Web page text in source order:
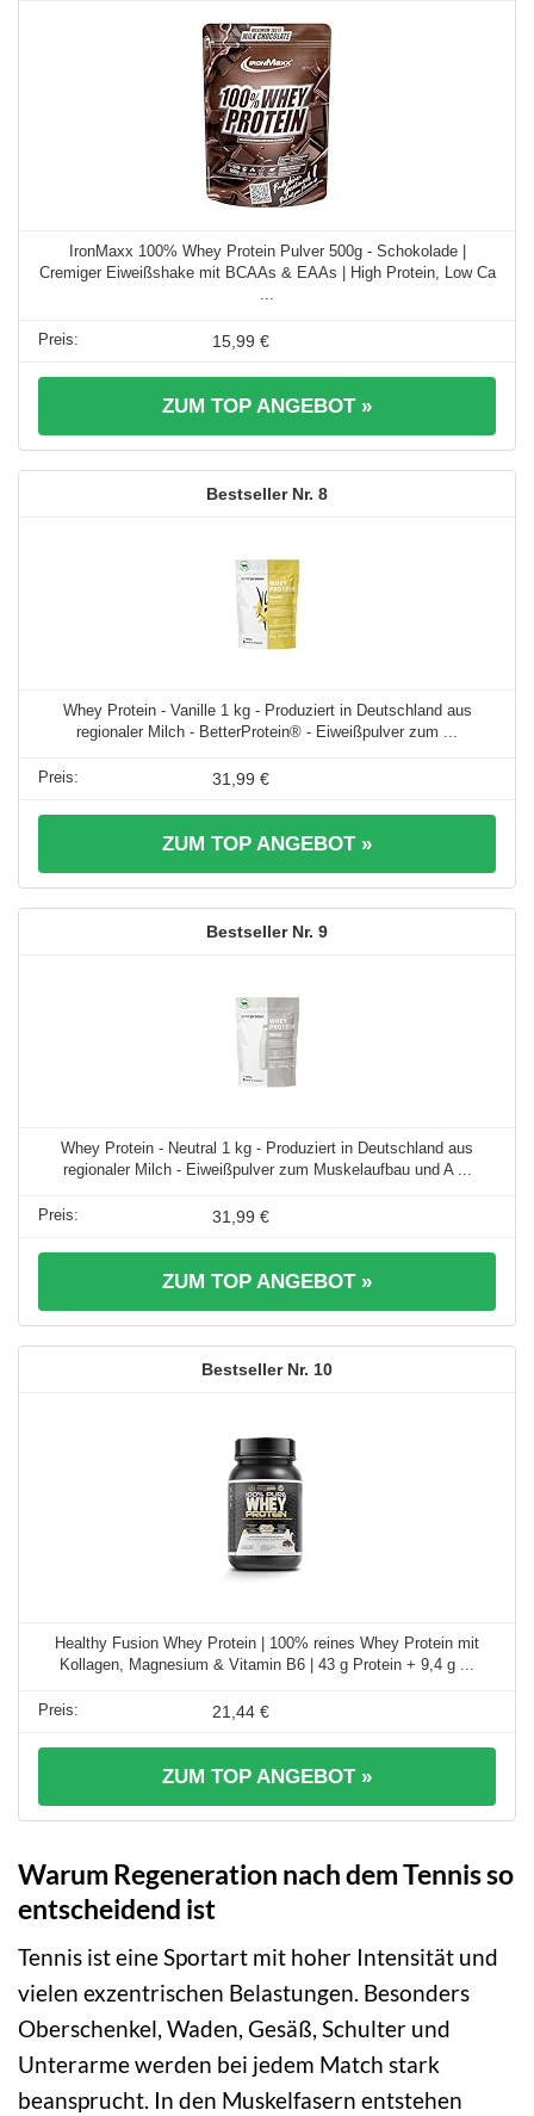
IronMaxx 100% Whey Protein Pulver 500g - Schokolade |
Cremiger Eiweißshake mit BCAAs & EAAs | High Protein, Low Ca
15,99 €
ZUM TOP ANGEBOT »
8
Whey Protein - Vanille 1 kg - Produziert in Deutschland aus
regionaler Milch - BetterProtein® - Eiweißpulver zum ...
31,99 €
ZUM TOP ANGEBOT »
9
Whey Protein - Neutral 1 kg - Produziert in Deutschland aus
regionaler Milch - Eiweißpulver zum Muskelaufbau und A ...
31,99 €
ZUM TOP ANGEBOT »
10
Healthy Fusion Whey Protein | 100% reines Whey Protein mit
Kollagen, Magnesium & Vitamin B6 | 43 g Protein + 9,4 g ...
21,44 €
ZUM TOP ANGEBOT »
Warum Regeneration nach dem Tennis so
entscheidend ist
Tennis ist eine Sportart mit hoher Intensität und
vielen exzentrischen Belastungen. Besonders
Oberschenkel, Waden, Gesäß, Schulter und
Unterarme werden bei jedem Match stark
beansprucht. In den Muskelfasern entstehen